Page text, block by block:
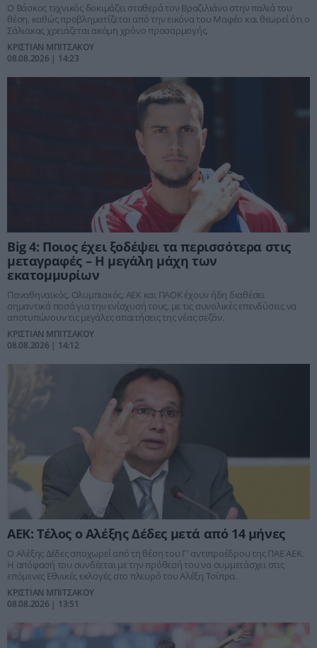
Ο Βάσκος τεχνικός δοκιμάζει σταθερά τον Βραζιλιάνο στην παλιά του
θέση, καθώς προβληματίζεται από την εικόνα του Μαφέο και θεωρεί ότι ο
Σάλιακας χρειάζεται ακόμη χρόνο προσαρμογής.
ΚΡΙΣΤΙΑΝ ΜΠΙΤΣΑΚΟΥ
08.08.2026 | 14:23
Big 4: Ποιος έχει ξοδέψει τα περισσότερα στις
μεταγραφές – Η μεγάλη μάχη των
εκατομμυρίων
Παναθηναϊκός, Ολυμπιακός, ΑΕΚ και ΠΑΟΚ έχουν ήδη διαθέσει
σημαντικά ποσά για την ενίσχυσή τους, με τις συνολικές επενδύσεις να
αποτυπώνουν τις μεγάλες απαιτήσεις της νέας σεζόν.
ΚΡΙΣΤΙΑΝ ΜΠΙΤΣΑΚΟΥ
08.08.2026 | 14:12
ΑΕΚ: Τέλος ο Αλέξης Δέδες μετά από 14 μήνες
Ο Αλέξης Δέδες αποχωρεί από τη θέση του Γ' αντιπροέδρου της ΠΑΕ ΑΕΚ.
Η απόφασή του συνδέεται με την πρόθεσή του να συμμετάσχει στις
επόμενες Εθνικές εκλογές στο πλευρό του Αλέξη Τσίπρα.
ΚΡΙΣΤΙΑΝ ΜΠΙΤΣΑΚΟΥ
08.08.2026 | 13:51